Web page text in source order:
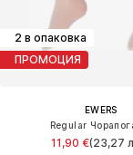
2 в опаковка
ПРОМОЦИЯ
EWERS
Regular
11,90 €(23,27